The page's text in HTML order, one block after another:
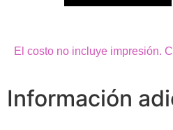
El costo no incluye impresión.
Información